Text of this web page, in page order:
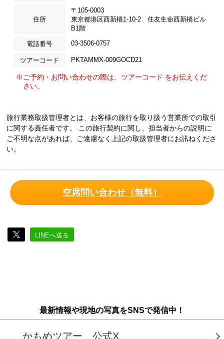
住所
〒105-0003
東京都港区西新橋1-10-2 住友生命西新橋ビル
B1階
電話番号 03-3506-0757
ツアーコード PKTAMMX-009GOCD21
※ご予約・お問い合わせの際は、ツアーコード をお伝えくだ
さい。
旅行業務取扱管理者とは、お客様の旅行を取り扱う営業所での取引
に関する責任者です。 この旅行契約に関し、担当者からの説明に
ご不明な点があれば、ご遠慮なく上記の取扱管理者にお訊ねくださ
い。
空席問い合わせ（無料）
LINEへ送る
最新情報や現地の写真をSNSで発信中！
かもめツアー 公式X